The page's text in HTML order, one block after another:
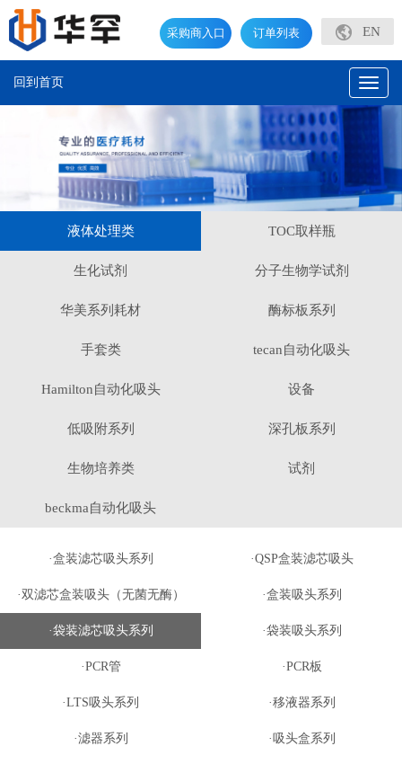
EN
订单列表
采购商入口
Toggle
回到首页
液体处理类 TOC取样瓶
生化试剂 分子生物学试剂
华美系列耗材 酶标板系列
手套类 tecan自动化吸头
Hamilton自动化吸头 设备
低吸附系列 深孔板系列
生物培养类 试剂
beckma自动化吸头
·盒装滤芯吸头系列 ·QSP盒装滤芯吸头
·双滤芯盒装吸头（无菌无酶） ·盒装吸头系列
·袋装滤芯吸头系列 ·袋装吸头系列
·PCR管 ·PCR板
·LTS吸头系列 ·移液器系列
·滤器系列 ·吸头盒系列